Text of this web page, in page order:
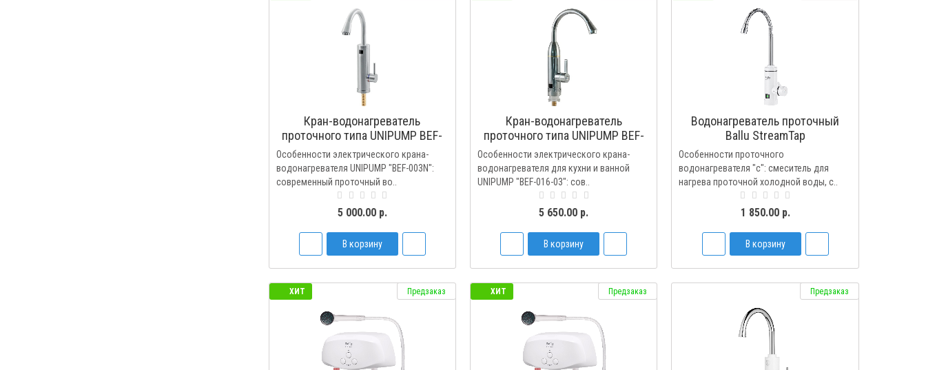
Кран-водонагреватель
проточного типа UNIPUMP BEF-
003N
Особенности электрического крана-
водонагревателя UNIPUMP "BEF-003N":
современный проточный во..
5 000.00 р.
В корзину
Кран-водонагреватель
проточного типа UNIPUMP BEF-
016-03
Особенности электрического крана-
водонагревателя для кухни и ванной
UNIPUMP "BEF-016-03": сов..
5 650.00 р.
В корзину
Водонагреватель проточный
Ballu StreamTap
Особенности проточного
водонагревателя "с": смеситель для
нагрева проточной холодной воды, с..
1 850.00 р.
В корзину
ХИТ Предзаказ ХИТ Предзаказ Предзаказ